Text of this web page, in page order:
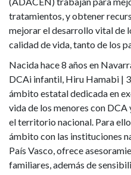
tratamientos, y obtener
mejorar el desarrollo vital de
calidad de vida, tanto de los
Nacida hace 8 años en
DCAi infantil, Hiru Hamabi |
ámbito estatal dedicada en
vida de los menores con
el territorio nacional. Para
ámbito con las instituciones
País Vasco, ofrece
familiares, además de